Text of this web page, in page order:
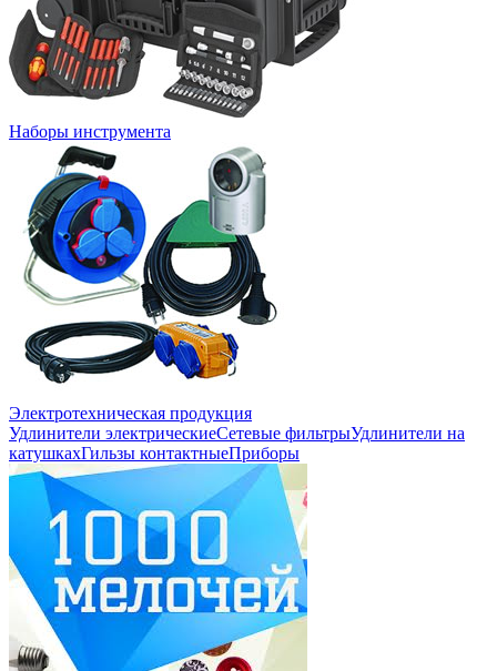
Наборы инструмента
Электротехническая продукция
Удлинители электрическиеСетевые фильтрыУдлинители на
катушкахГильзы контактныеПриборы